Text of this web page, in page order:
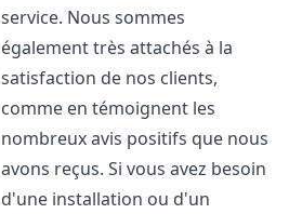
service. Nous sommes
également très attachés à la
satisfaction de nos clients,
comme en témoignent les
nombreux avis positifs que nous
avons reçus. Si vous avez besoin
d'une installation ou d'un